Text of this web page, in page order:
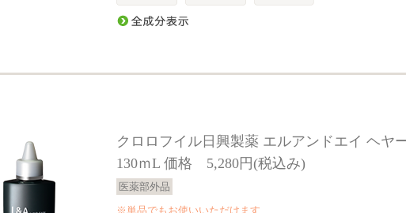
クロロフイル日興製薬 エルアンドエイ ヘヤ
130ｍL 価格 5,280円(税込み)
医薬部外品
※単品でもお使いいただけます